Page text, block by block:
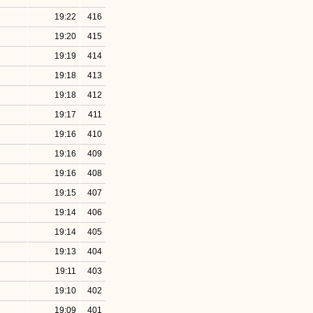
416
19:22
415
19:20
414
19:19
413
19:18
412
19:18
411
19:17
410
19:16
409
19:16
408
19:16
407
19:15
406
19:14
405
19:14
404
19:13
403
19:11
402
19:10
401
19:09